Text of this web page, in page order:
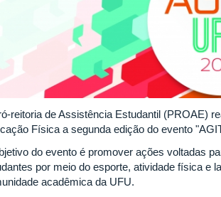
reitoria de Assistência Estudantil (PROAE)
Física a segunda edição do evento
do evento é promover ações voltadas
por meio do esporte, atividade física e
acadêmica da UFU.